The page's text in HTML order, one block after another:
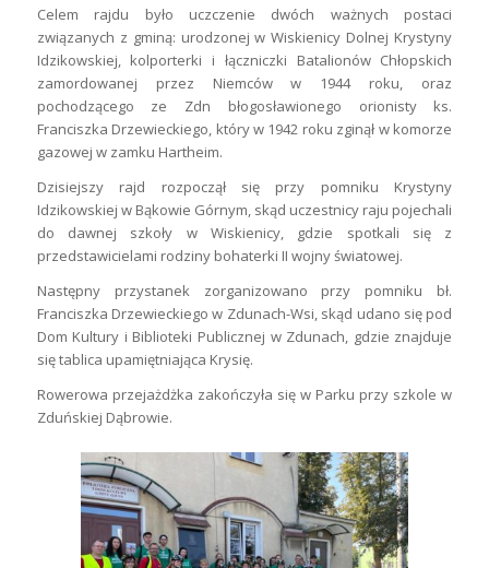
Celem rajdu było uczczenie dwóch ważnych postaci
związanych z gminą: urodzonej w Wiskienicy Dolnej Krystyny
Idzikowskiej, kolporterki i łączniczki Batalionów Chłopskich
zamordowanej przez Niemców w 1944 roku, oraz
pochodzącego ze Zdn błogosławionego orionisty ks.
Franciszka Drzewieckiego, który w 1942 roku zginął w komorze
gazowej w zamku Hartheim.
Dzisiejszy rajd rozpoczął się przy pomniku Krystyny
Idzikowskiej w Bąkowie Górnym, skąd uczestnicy raju pojechali
do dawnej szkoły w Wiskienicy, gdzie spotkali się z
przedstawicielami rodziny bohaterki II wojny światowej.
Następny przystanek zorganizowano przy pomniku bł.
Franciszka Drzewieckiego w Zdunach-Wsi, skąd udano się pod
Dom Kultury i Biblioteki Publicznej w Zdunach, gdzie znajduje
się tablica upamiętniająca Krysię.
Rowerowa przejażdżka zakończyła się w Parku przy szkole w
Zduńskiej Dąbrowie.